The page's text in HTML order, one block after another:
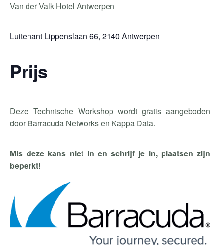
Van der Valk Hotel Antwerpen
Luitenant Lippenslaan 66, 2140 Antwerpen
Prijs
Deze Technische Workshop wordt gratis aangeboden
door Barracuda Networks en Kappa Data.
Mis deze kans niet in en schrijf je in, plaatsen zijn
beperkt!